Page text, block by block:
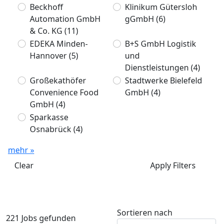
Beckhoff
Automation GmbH
& Co. KG (11)
Klinikum Gütersloh
gGmbH (6)
EDEKA Minden-
Hannover(5)
B+S GmbH Logistik
und
Dienstleistungen (4)
Großekathöfer
Convenience Food
GmbH (4)
Stadtwerke Bielefeld
GmbH (4)
Sparkasse
Osnabrück(4)
mehr »
Clear
Apply Filters
221 Jobs gefunden Sortieren nach